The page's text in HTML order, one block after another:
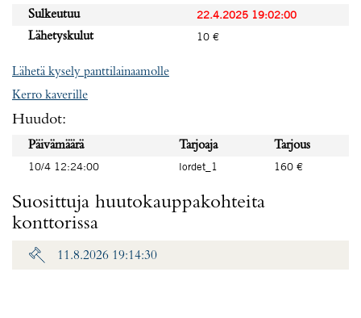
Sulkeutuu
22.4.2025 19:02:00
Lähetyskulut
10 €
Lähetä kysely panttilainaamolle
Kerro kaverille
Huudot:
Päivämäärä Tarjoaja
Tarjous
10/4 12:24:00
lordet_1 160 €
Suosittuja huutokauppakohteita
konttorissa
11.8.2026 19:14:30